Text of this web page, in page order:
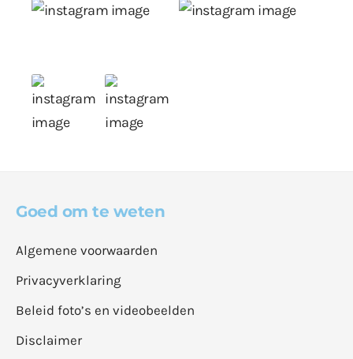
Goed om te weten
Algemene voorwaarden
Privacyverklaring
Beleid foto’s en videobeelden
Disclaimer